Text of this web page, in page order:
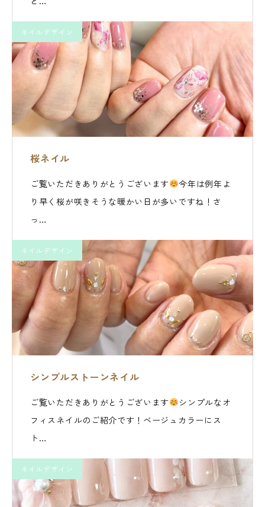
ネイルデザイン
桜ネイル
ご覧いただきありがとうございます
今年は例年よ
り早く桜が咲きそうな暖かい日が多いですね！さ
っ…
ネイルデザイン
シンプルストーンネイル
ご覧いただきありがとうございます
シンプルなオ
フィスネイルのご紹介です！ベージュカラーにス
ト…
ネイルデザイン